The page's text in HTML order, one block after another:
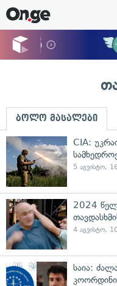
ბოლო მასალები
CIA:
5 აგვისტო,
2024
4 აგვისტო,
საია: